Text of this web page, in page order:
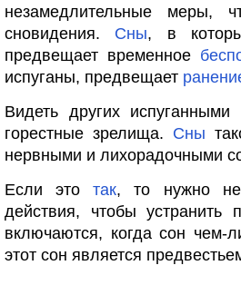
незамедлительные меры,
сновидения. Сны, в
предвещает временное
испуганы, предвещает
Видеть других
горестные зрелища. Сны
нервными и лихорадочными
Если этотак, то нужно
действия, чтобы устранить
включаются, когда сон чем-
этот сон является